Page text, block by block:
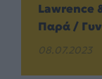
Lawrence
Παρά /
08.07.2023